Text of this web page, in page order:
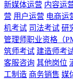
新媒体运营 内容运
营 用户运营 电商运
机考试 司法考试 研
管理师职业资格（
筑师考试 建造师考
客服咨询 其他岗位
工制造 商务销售 媒